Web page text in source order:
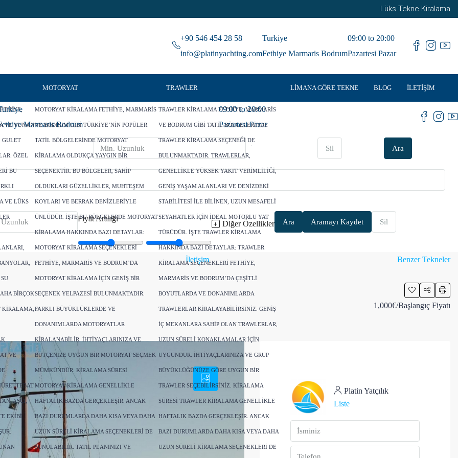
Lüks Tekne Kiralama
+90 546 454 28 58
info@platinyachting.com
Turkiye
Fethiye Marmaris Bodrum
09:00 to 20:00
Pazartesi Pazar
VE YUNAN
GULET
ÖZEL
BU
VE LÜKS
BIRÇOK
KIRALAMA,
VE
AŞÇI,
EKIBI
MOTORYAT
MOTORYAT KIRALAMA FETHIYE, MARMARIS
VE BODRUM GIBI TÜRKIYE’NIN POPÜLER
TATIL BÖLGELERINDE MOTORYAT
KIRALAMA OLDUKÇA YAYGIN BIR
SEÇENEKTIR. BU BÖLGELER, SAHIP
OLDUKLARI GÜZELLIKLER, MUHTEŞEM
KOYLARI VE BERRAK DENIZLERIYLE
ÜNLÜDÜR. İŞTE BU BÖLGELERDE MOTORYAT
KIRALAMA HAKKINDA BAZI DETAYLAR:
MOTORYAT KIRALAMA SEÇENEKLERI
FETHIYE, MARMARIS VE BODRUM’DA
MOTORYAT KIRALAMA IÇIN GENIŞ BIR
SEÇENEK YELPAZESI BULUNMAKTADIR.
FARKLI BÜYÜKLÜKLERDE VE
DONANIMLARDA MOTORYATLAR
KIRALANABILIR. İHTIYAÇLARINIZA VE
BÜTÇENIZE UYGUN BIR MOTORYAT SEÇMEK
MÜMKÜNDÜR. KIRALAMA SÜRESI
MOTORYAT KIRALAMA GENELLIKLE
HAFTALIK BAZDA GERÇEKLEŞIR. ANCAK
BAZI DURUMLARDA DAHA KISA VEYA DAHA
UZUN SÜRELI KIRALAMA SEÇENEKLERI DE
SUNULABILIR. TATIL PLANINIZI VE
TRAWLER
TRAWLER KIRALAMA FETHIYE, MARMARIS
VE BODRUM GIBI TATIL BÖLGELERINDE
TRAWLER KIRALAMA SEÇENEĞI DE
BULUNMAKTADIR. TRAWLERLAR,
GENELLIKLE YÜKSEK YAKIT VERIMLILIĞI,
GENIŞ YAŞAM ALANLARI VE DENIZDEKI
STABILITESI ILE BILINEN, UZUN MESAFELI
SEYAHATLER IÇIN IDEAL MOTORLU YAT
TÜRÜDÜR. İŞTE TRAWLER KIRALAMA
HAKKINDA BAZI DETAYLAR: TRAWLER
KIRALAMA SEÇENEKLERI FETHIYE,
MARMARIS VE BODRUM’DA ÇEŞITLI
BOYUTLARDA VE DONANIMLARDA
TRAWLERLAR KIRALAYABILIRSINIZ. GENIŞ
IÇ MEKANLARA SAHIP OLAN TRAWLERLAR,
UZUN SÜRELI KONAKLAMALAR IÇIN
UYGUNDUR. İHTIYAÇLARINIZA VE GRUP
BÜYÜKLÜĞÜNÜZE GÖRE UYGUN BIR
TRAWLER SEÇEBILIRSINIZ. KIRALAMA
SÜRESI TRAWLER KIRALAMA GENELLIKLE
HAFTALIK BAZDA GERÇEKLEŞIR. ANCAK
BAZI DURUMLARDA DAHA KISA VEYA DAHA
UZUN SÜRELI KIRALAMA SEÇENEKLERI DE
LIMANA GÖRE TEKNE BLOG İLETIŞIM
Marmaris Bodrum
09:00 to 20:00
Pazartesi Pazar
Sil Ara
Fiyat Aralığı
Diğer Özellikler Ara Aramayı Kaydet Sil
İletişim Benzer Tekneler
1,000€/Başlangıç Fiyatı
Platin Yatçılık
Liste